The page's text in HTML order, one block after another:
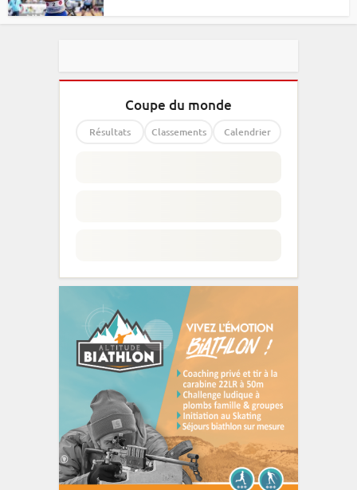
Coupe du monde
Résultats Classements Calendrier